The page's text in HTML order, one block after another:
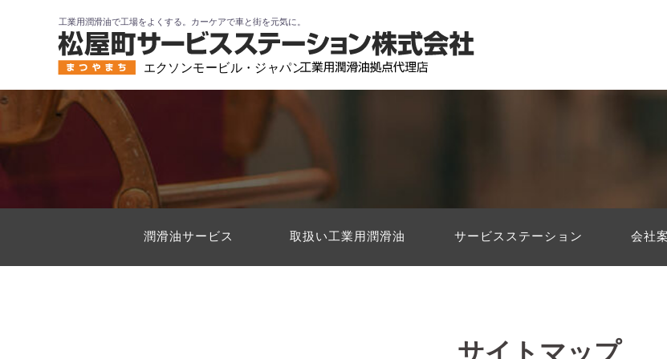
ツ
ス
プ
工業用潤滑油で工場をよくする。カーケアで車と街を元気に。
潤滑油サービス 取扱い工業用潤滑油 サービスステーション 会社
サイトマップ